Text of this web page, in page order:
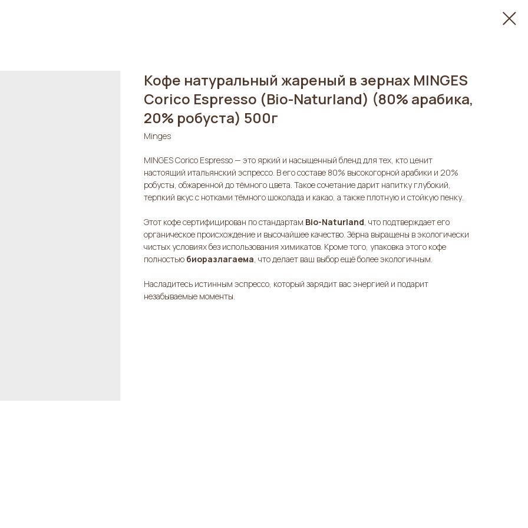
Кофе натуральный жареный в зернах MINGES
Corico Espresso (Bio-Naturland) (80% арабика,
20% робуста) 500г
Minges
MINGES Corico Espresso — это яркий и насыщенный бленд для тех, кто ценит
настоящий итальянский эспрессо. В его составе 80% высокогорной арабики и 20%
робусты, обжаренной до тёмного цвета. Такое сочетание дарит напитку глубокий,
терпкий вкус с нотками тёмного шоколада и какао, а также плотную и стойкую пенку.
Этот кофе сертифицирован по стандартам Bio-Naturland, что подтверждает его
органическое происхождение и высочайшее качество. Зёрна выращены в экологически
чистых условиях без использования химикатов. Кроме того, упаковка этого кофе
полностью биоразлагаема, что делает ваш выбор ещё более экологичным.
Насладитесь истинным эспрессо, который зарядит вас энергией и подарит
незабываемые моменты.